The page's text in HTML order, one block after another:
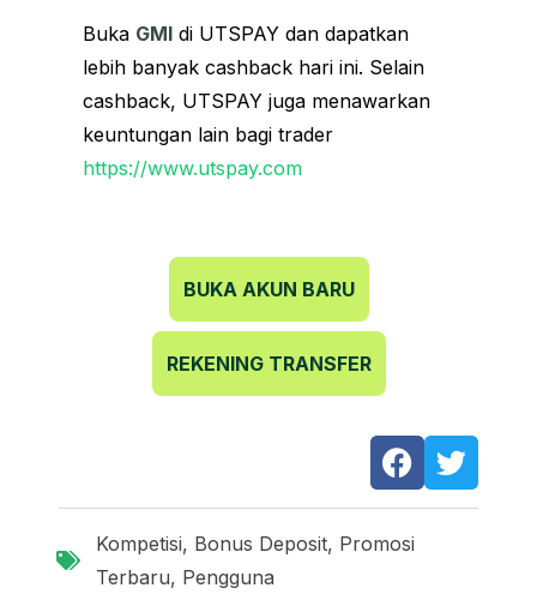
Buka GMI di UTSPAY dan dapatkan
lebih banyak cashback hari ini. Selain
cashback, UTSPAY juga menawarkan
keuntungan lain bagi trader
https://www.utspay.com
BUKA AKUN BARU
REKENING TRANSFER
Kompetisi, Bonus Deposit, Promosi
Terbaru, Pengguna